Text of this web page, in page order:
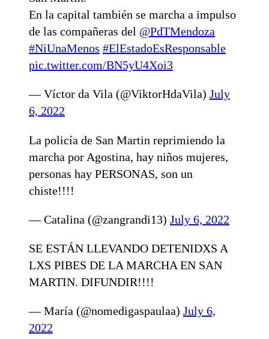
En la capital también se marcha a impulso
de las compañeras del @PdTMendoza
#NiUnaMenos #ElEstadoEsResponsable
pic.twitter.com/BN5yU4Xoi3
— Víctor da Vila (@ViktorHdaVila) July
6, 2022
La policía de San Martin reprimiendo la
marcha por Agostina, hay niños mujeres,
personas hay PERSONAS, son un
chiste!!!!
— Catalina (@zangrandi13) July 6, 2022
SE ESTÁN LLEVANDO DETENIDXS A
LXS PIBES DE LA MARCHA EN SAN
MARTIN. DIFUNDIR!!!!
— María (@nomedigaspaulaa) July 6,
2022